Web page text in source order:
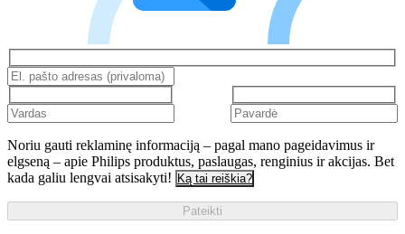
Noriu gauti reklaminę informaciją – pagal mano pageidavimus ir
elgseną – apie Philips produktus, paslaugas, renginius ir akcijas. Bet
kada galiu lengvai atsisakyti! Ką tai reiškia?
Pateikti